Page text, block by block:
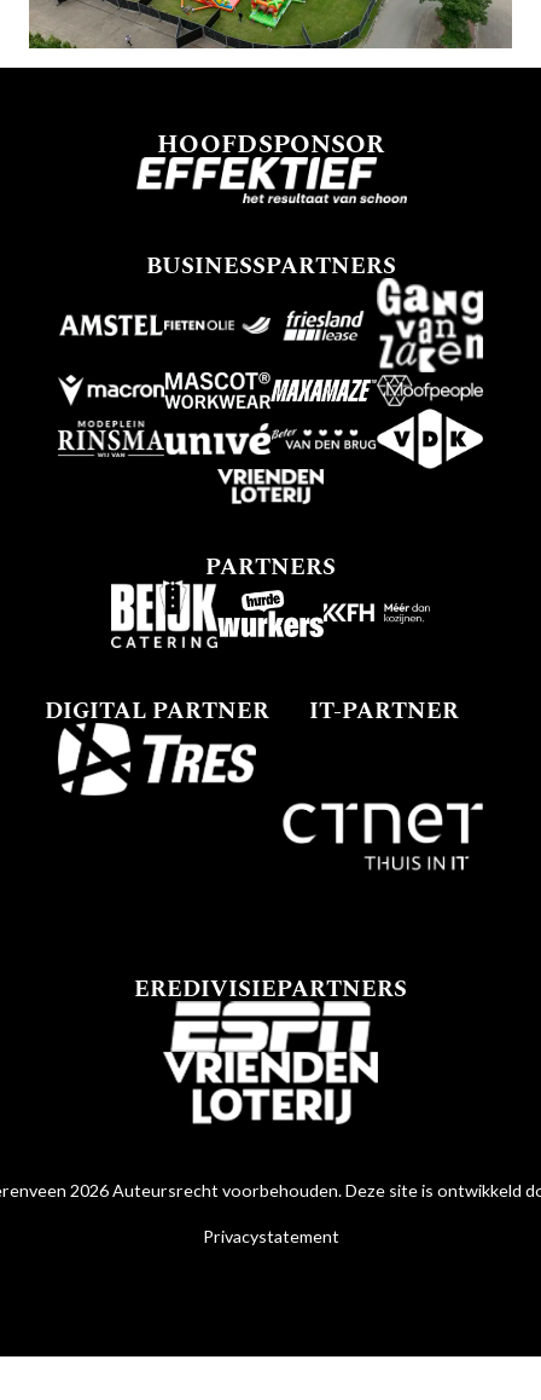
HOOFDSPONSOR
BUSINESSPARTNERS
PARTNERS
DIGITAL PARTNER IT-PARTNER
EREDIVISIEPARTNERS
2026 Auteursrecht voorbehouden. Deze site is ontwikkeld
Privacystatement